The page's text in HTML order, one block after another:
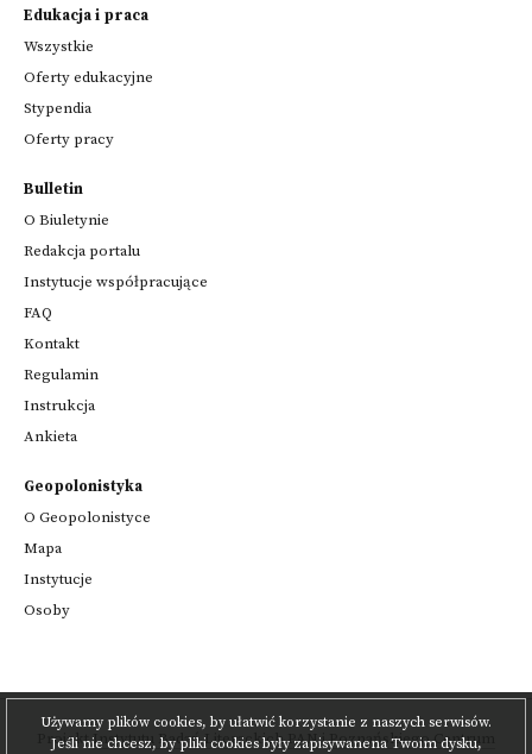
Używamy plików cookies, by ułatwić korzystanie z naszych serwisów.
Jeśli nie chcesz, by pliki cookies były zapisywanena Twoim dysku,
Edukacja i praca
Wszystkie
Oferty edukacyjne
Stypendia
Oferty pracy
Bulletin
O Biuletynie
Redakcja portalu
Instytucje współpracujące
FAQ
Kontakt
Regulamin
Instrukcja
Ankieta
Geopolonistyka
O Geopolonistyce
Mapa
Instytucje
Osoby
ProjektInstytutu Badań Literackich PANiPoznańskiego Centrum